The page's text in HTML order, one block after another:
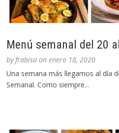
Menú semanal del 20
byfrabisa onenero 18, 2020
Una semana más llegamos al día
Semanal. Como siempre...